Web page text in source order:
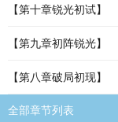
【第十章锐光初试】
【第九章初阵锐光】
【第八章破局初现】
全部章节列表